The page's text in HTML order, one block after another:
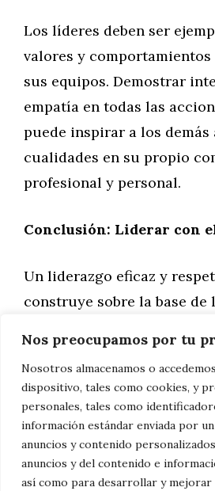
Nos preocupamos por tu
Nosotros almacenamos o
dispositivo, tales como cookies, y
personales, tales como
información estándar enviada por
anuncios y contenido
anuncios y del contenido e
así como para desarrollar y
Los líderes deben ser
valores y comportamientos
sus equipos. Demostrar
empatía en todas las
puede inspirar a los demás
cualidades en su propio
profesional y personal.
Conclusión: Liderar con
Un liderazgo eficaz y
construye sobre la base
solo promueves un
positivo y productivo, sino
inspiras a tu equipo a
alturas con confianza y
líderes que practican estos
solo alcanzan el éxito ellos